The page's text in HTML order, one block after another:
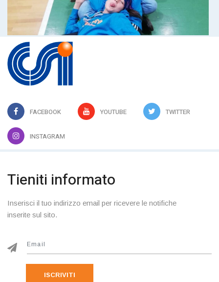
FACEBOOK YOUTUBE TWITTER
INSTAGRAM
Tieniti informato
Inserisci il tuo indirizzo email per ricevere le notifiche
inserite sul sito.
ISCRIVITI